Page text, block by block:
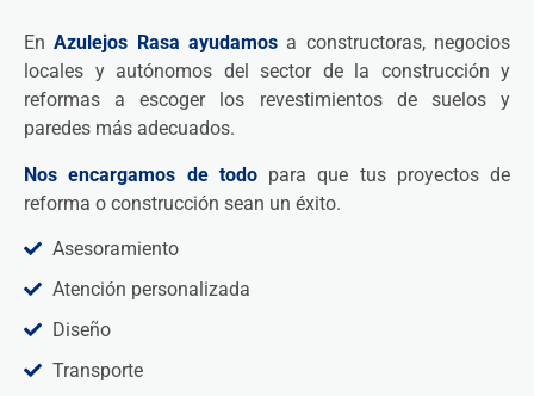
EnAzulejos Rasa ayudamos a constructoras, negocios
locales y autónomos del sector de la construcción y
reformas a escoger los revestimientos de suelos y
paredes más adecuados.
Nos encargamos de todopara que tus proyectos de
reforma o construcción sean un éxito.
Asesoramiento
Atención personalizada
Diseño
Transporte